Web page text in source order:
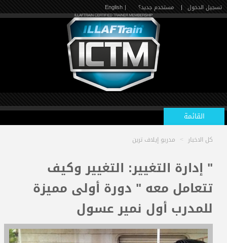
تسجيل الدخول | مستخدم جديد؟ | English
القائمة
الرئيسية
الدورات القادمة
المدربون
كل الاخبار > مدربو إيلاف ترين
" إدارة التغيير: التغيير وكيف
تتعامل معه " دورة أولى مميزة
للمدرب أول نمير عسول